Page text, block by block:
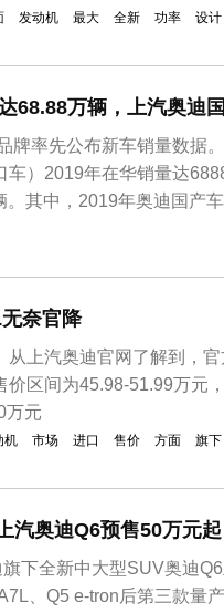
发动机 最大 全新 功率 设计
68.88万辆，上汽奥迪
牌率先公布新车销量数据
车）2019年在华销量达
。其中，2019年奥迪国产
11月宝马集团在华销量达
奈官降
从上汽奥迪官网了解到，
价区间为45.98-51.99万元
万元
机 市场 进口 售价 方面 旗下
汽奥迪Q6预售50万元起
下全新中大型SUV奥迪
、Q5 e-tron后第三款量